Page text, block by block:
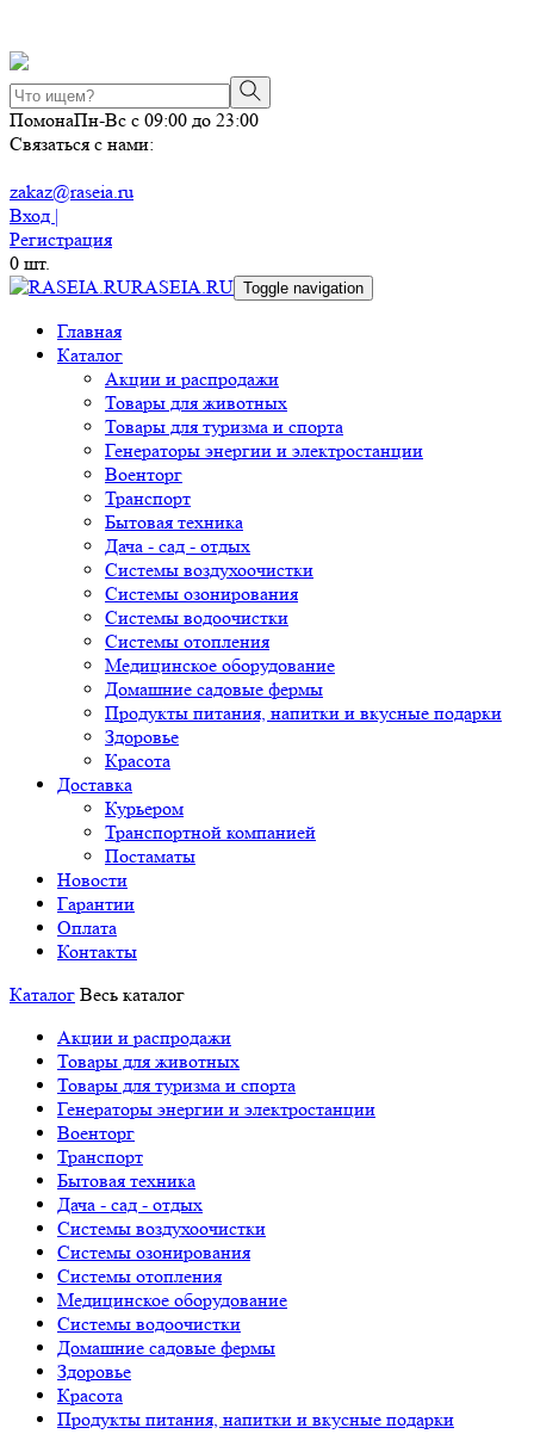
ПомонаПн-Вс с 09:00 до 23:00
Связаться с нами:
zakaz@raseia.ru
Вход |
Регистрация
0 шт.
RASEIA.RU Toggle navigation
Главная
Каталог
Акции и распродажи
Товары для животных
Товары для туризма и спорта
Генераторы энергии и электростанции
Военторг
Транспорт
Бытовая техника
Дача - сад - отдых
Системы воздухоочистки
Системы озонирования
Системы водоочистки
Системы отопления
Медицинское оборудование
Домашние садовые фермы
Продукты питания, напитки и вкусные подарки
Здоровье
Красота
Доставка
Курьером
Транспортной компанией
Постаматы
Новости
Гарантии
Оплата
Контакты
Каталог Весь каталог
Акции и распродажи
Товары для животных
Товары для туризма и спорта
Генераторы энергии и электростанции
Военторг
Транспорт
Бытовая техника
Дача - сад - отдых
Системы воздухоочистки
Системы озонирования
Системы отопления
Медицинское оборудование
Системы водоочистки
Домашние садовые фермы
Здоровье
Красота
Продукты питания, напитки и вкусные подарки